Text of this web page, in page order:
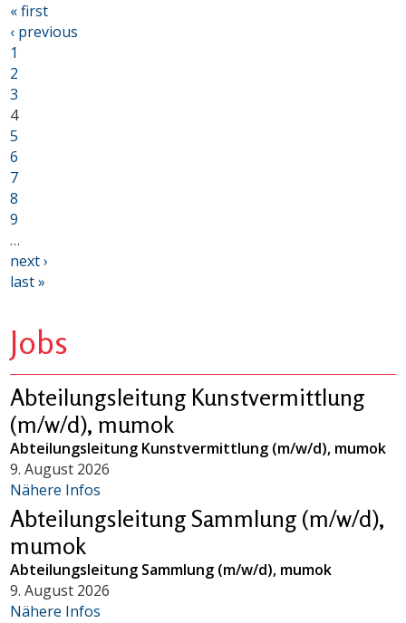
« first
‹ previous
1
2
3
4
5
6
7
8
9
…
next ›
last »
Jobs
Abteilungsleitung Kunstvermittlung
(m/w/d), mumok
Abteilungsleitung Kunstvermittlung (m/w/d), mumok
9. August 2026
Nähere Infos
Abteilungsleitung Sammlung (m/w/d),
mumok
Abteilungsleitung Sammlung (m/w/d), mumok
9. August 2026
Nähere Infos